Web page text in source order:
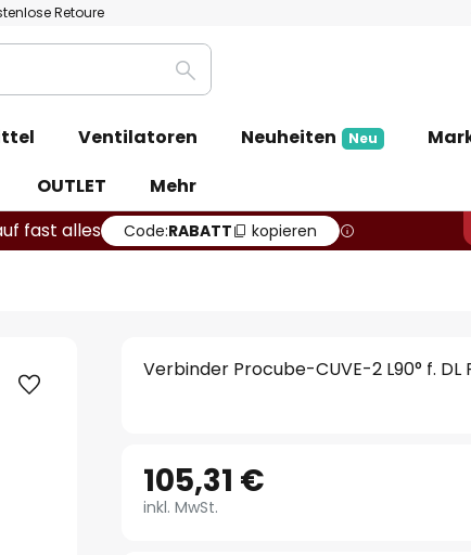
Retoure
Suche
Ventilatoren Neuheiten Neu
OUTLET
Mehr
fast alles Code:RABATT kopieren
Verbinder Procube-CUVE-2 L90° f. DL
105,31 €
inkl. MwSt.